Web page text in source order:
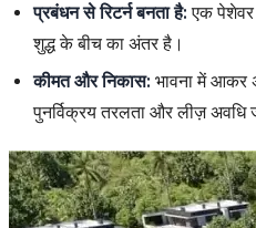
प्रबंधन से रिटर्न बनता है: एक
शुद्ध के बीच का अंतर है।
कीमत और निकास: भावना में आकर
पुनर्विक्रय तरलता और लीज़ अवधि